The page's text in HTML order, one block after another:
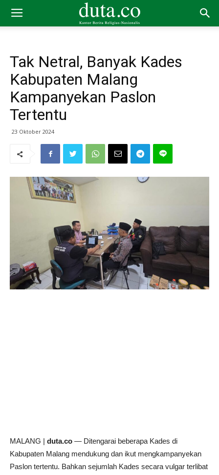
Tak Netral, Banyak Kades
Kabupaten Malang
Kampanyekan Paslon
Tertentu
23 Oktober 2024
MALANG | duta.co — Ditengarai beberapa Kades di
Kabupaten Malang mendukung dan ikut mengkampanyekan
Paslon tertentu. Bahkan sejumlah Kades secara vulgar terlibat